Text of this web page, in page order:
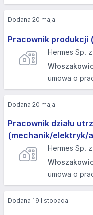
Pracownik produkcji
Hermes Sp.
umowa o
Dodana 20 maja
Pracownik działu
(mechanik/elektryk/
Hermes Sp.
umowa o
Dodana 20 maja
Dodana 19 listopada